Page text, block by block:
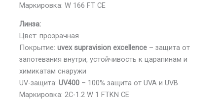
Маркировка: W 166 FT CE
Линза:
Цвет: прозрачная
Покрытие: uvex supravision excellence– защита от
запотевания внутри, устойчивость к царапинам и
химикатам снаружи
UV-защита: UV400– 100% защита от UVA и UVB
Маркировка: 2C-1.2 W 1 FTKN CE